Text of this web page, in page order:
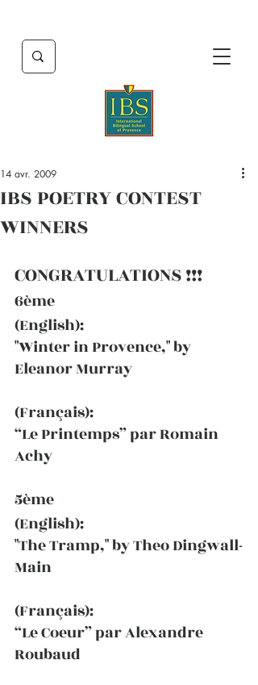
IBS POETRY CONTEST
WINNERS
14 avr. 2009
CONGRATULATIONS !!!
6ème
(English):
"Winter in Provence," by
Eleanor Murray
(Français):
“Le Printemps” par Romain
Achy
5ème
(English):
"The Tramp," by Theo Dingwall-
Main
(Français):
“Le Coeur” par Alexandre
Roubaud